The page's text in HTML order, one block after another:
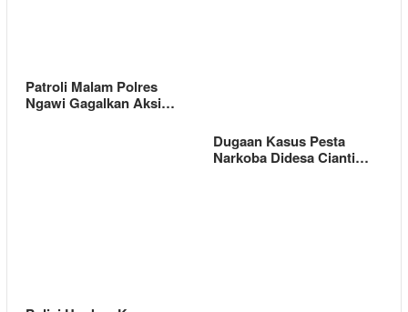
Patroli Malam Polres
Ngawi Gagalkan Aksi…
Dugaan Kasus Pesta
Narkoba Didesa Cianti…